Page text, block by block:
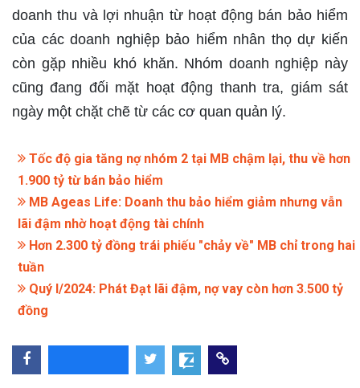
doanh thu và lợi nhuận từ hoạt động bán bảo hiểm
của các doanh nghiệp bảo hiểm nhân thọ dự kiến
còn gặp nhiều khó khăn. Nhóm doanh nghiệp này
cũng đang đối mặt hoạt động thanh tra, giám sát
ngày một chặt chẽ từ các cơ quan quản lý.​
Tốc độ gia tăng nợ nhóm 2 tại MB chậm lại, thu về hơn
1.900 tỷ từ bán bảo hiểm
MB Ageas Life: Doanh thu bảo hiểm giảm nhưng vẫn
lãi đậm nhờ hoạt động tài chính
Hơn 2.300 tỷ đồng trái phiếu "chảy về" MB chỉ trong hai
tuần
Quý I/2024: Phát Đạt lãi đậm, nợ vay còn hơn 3.500 tỷ
đồng